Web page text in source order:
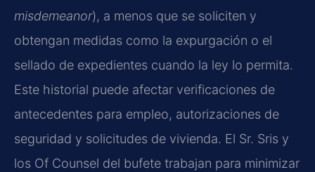
misdemeanor), a menos que se soliciten y
obtengan medidas como la expurgación o el
sellado de expedientes cuando la ley lo permita.
Este historial puede afectar verificaciones de
antecedentes para empleo, autorizaciones de
seguridad y solicitudes de vivienda. El Sr. Sris y
los Of Counsel del bufete trabajan para minimizar